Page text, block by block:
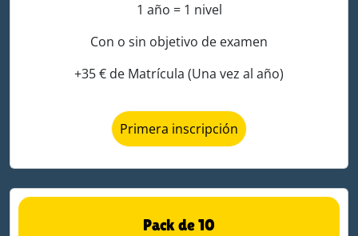
1 año = 1 nivel
Con o sin objetivo de examen
+35 € de Matrícula (Una vez al año)
Primera inscripción
Pack de 10